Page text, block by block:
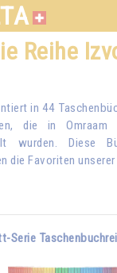
Reihe
in 44
die in
wurden. Diese
die Favoriten unserer
Serie